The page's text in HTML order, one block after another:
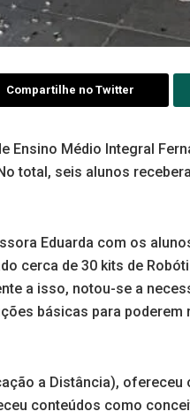
Compartilhe no Twitter
Ensino Médio Integral
total, seis alunos
Eduarda com os
cerca de 30 kits de
a isso, notou-se a
básicas para
a Distância),
conteúdos como